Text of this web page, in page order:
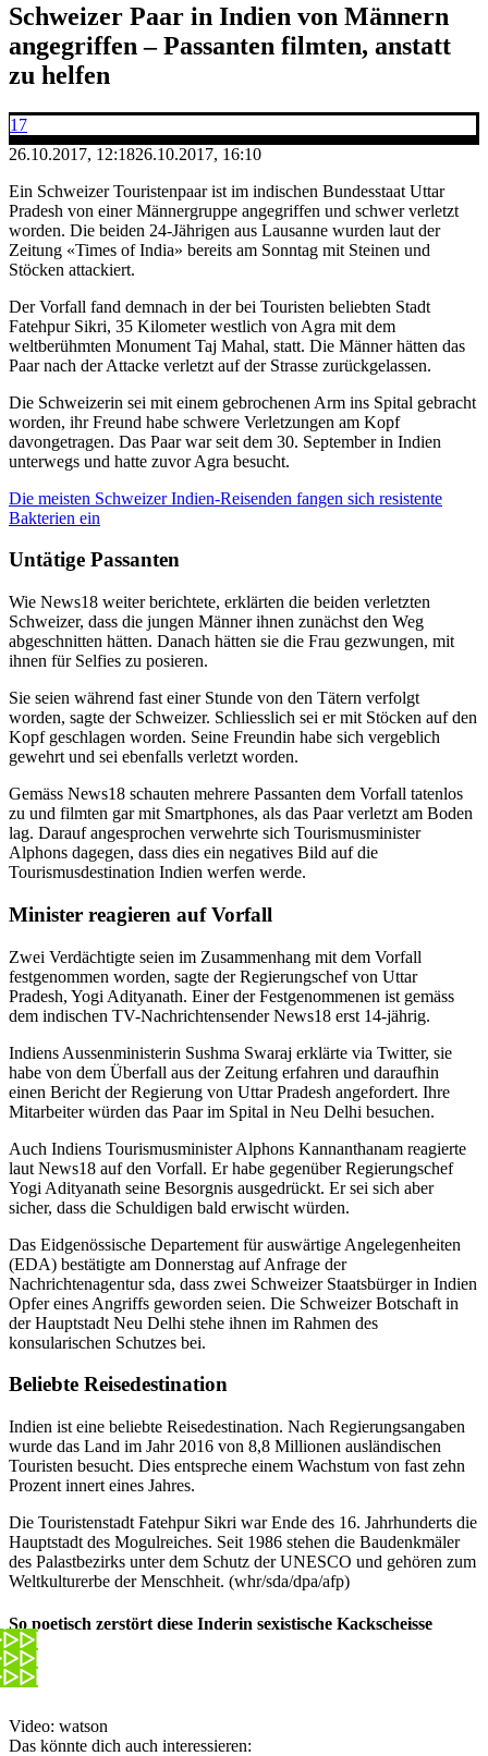
Schweizer Paar in Indien von Männern
angegriffen – Passanten filmten, anstatt
zu helfen
17
26.10.2017, 12:1826.10.2017, 16:10
Ein Schweizer Touristenpaar ist im indischen Bundesstaat Uttar
Pradesh von einer Männergruppe angegriffen und schwer verletzt
worden. Die beiden 24-Jährigen aus Lausanne wurden laut der
Zeitung «Times of India» bereits am Sonntag mit Steinen und
Stöcken attackiert.
Der Vorfall fand demnach in der bei Touristen beliebten Stadt
Fatehpur Sikri, 35 Kilometer westlich von Agra mit dem
weltberühmten Monument Taj Mahal, statt. Die Männer hätten das
Paar nach der Attacke verletzt auf der Strasse zurückgelassen.
Die Schweizerin sei mit einem gebrochenen Arm ins Spital gebracht
worden, ihr Freund habe schwere Verletzungen am Kopf
davongetragen. Das Paar war seit dem 30. September in Indien
unterwegs und hatte zuvor Agra besucht.
Die meisten Schweizer Indien-Reisenden fangen sich resistente
Bakterien ein
Untätige Passanten
Wie News18 weiter berichtete, erklärten die beiden verletzten
Schweizer, dass die jungen Männer ihnen zunächst den Weg
abgeschnitten hätten. Danach hätten sie die Frau gezwungen, mit
ihnen für Selfies zu posieren.
Sie seien während fast einer Stunde von den Tätern verfolgt
worden, sagte der Schweizer. Schliesslich sei er mit Stöcken auf den
Kopf geschlagen worden. Seine Freundin habe sich vergeblich
gewehrt und sei ebenfalls verletzt worden.
Gemäss News18 schauten mehrere Passanten dem Vorfall tatenlos
zu und filmten gar mit Smartphones, als das Paar verletzt am Boden
lag. Darauf angesprochen verwehrte sich Tourismusminister
Alphons dagegen, dass dies ein negatives Bild auf die
Tourismusdestination Indien werfen werde.
Minister reagieren auf Vorfall
Zwei Verdächtigte seien im Zusammenhang mit dem Vorfall
festgenommen worden, sagte der Regierungschef von Uttar
Pradesh, Yogi Adityanath. Einer der Festgenommenen ist gemäss
dem indischen TV-Nachrichtensender News18 erst 14-jährig.
Indiens Aussenministerin Sushma Swaraj erklärte via Twitter, sie
habe von dem Überfall aus der Zeitung erfahren und daraufhin
einen Bericht der Regierung von Uttar Pradesh angefordert. Ihre
Mitarbeiter würden das Paar im Spital in Neu Delhi besuchen.
Auch Indiens Tourismusminister Alphons Kannanthanam reagierte
laut News18 auf den Vorfall. Er habe gegenüber Regierungschef
Yogi Adityanath seine Besorgnis ausgedrückt. Er sei sich aber
sicher, dass die Schuldigen bald erwischt würden.
Das Eidgenössische Departement für auswärtige Angelegenheiten
(EDA) bestätigte am Donnerstag auf Anfrage der
Nachrichtenagentur sda, dass zwei Schweizer Staatsbürger in Indien
Opfer eines Angriffs geworden seien. Die Schweizer Botschaft in
der Hauptstadt Neu Delhi stehe ihnen im Rahmen des
konsularischen Schutzes bei.
Beliebte Reisedestination
Indien ist eine beliebte Reisedestination. Nach Regierungsangaben
wurde das Land im Jahr 2016 von 8,8 Millionen ausländischen
Touristen besucht. Dies entspreche einem Wachstum von fast zehn
Prozent innert eines Jahres.
Die Touristenstadt Fatehpur Sikri war Ende des 16. Jahrhunderts die
Hauptstadt des Mogulreiches. Seit 1986 stehen die Baudenkmäler
des Palastbezirks unter dem Schutz der UNESCO und gehören zum
Weltkulturerbe der Menschheit. (whr/sda/dpa/afp)
So poetisch zerstört diese Inderin sexistische Kackscheisse
Video: watson
Das könnte dich auch interessieren: